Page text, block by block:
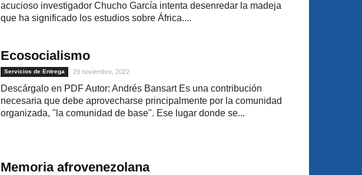
acucioso investigador Chucho García intenta desenredar la madeja
que ha significado los estudios sobre África....
Ecosocialismo
Servicios de Entrega 29 noviembre, 2022
Descárgalo en PDF Autor: Andrés Bansart Es una contribución
necesaria que debe aprovecharse principalmente por la comunidad
organizada, "la comunidad de base". Ese lugar donde se...
Memoria afrovenezolana